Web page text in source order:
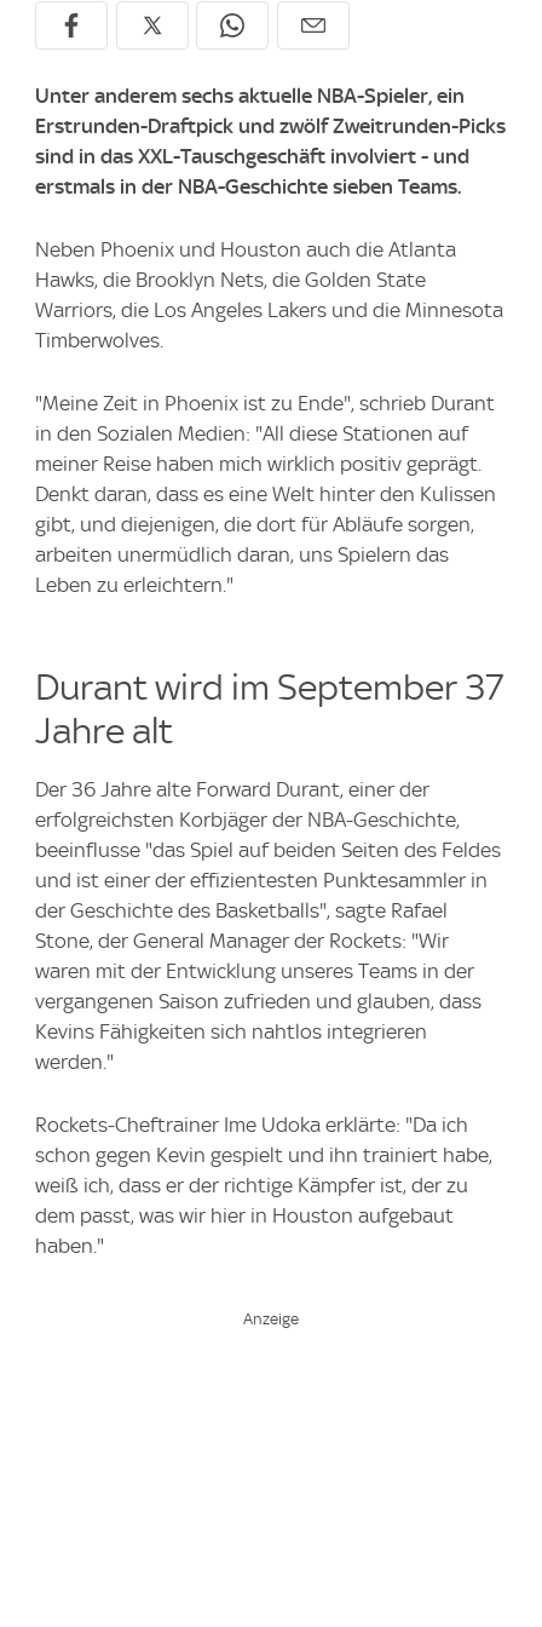
Unter anderem sechs aktuelle NBA-Spieler, ein
Erstrunden-Draftpick und zwölf Zweitrunden-Picks
sind in das XXL-Tauschgeschäft involviert - und
erstmals in der NBA-Geschichte sieben Teams.
Neben Phoenix und Houston auch die Atlanta
Hawks, die Brooklyn Nets, die Golden State
Warriors, die Los Angeles Lakers und die Minnesota
Timberwolves.
"Meine Zeit in Phoenix ist zu Ende", schrieb Durant
in den Sozialen Medien: "All diese Stationen auf
meiner Reise haben mich wirklich positiv geprägt.
Denkt daran, dass es eine Welt hinter den Kulissen
gibt, und diejenigen, die dort für Abläufe sorgen,
arbeiten unermüdlich daran, uns Spielern das
Leben zu erleichtern."
Durant wird im September 37
Jahre alt
Der 36 Jahre alte Forward Durant, einer der
erfolgreichsten Korbjäger der NBA-Geschichte,
beeinflusse "das Spiel auf beiden Seiten des Feldes
und ist einer der effizientesten Punktesammler in
der Geschichte des Basketballs", sagte Rafael
Stone, der General Manager der Rockets: "Wir
waren mit der Entwicklung unseres Teams in der
vergangenen Saison zufrieden und glauben, dass
Kevins Fähigkeiten sich nahtlos integrieren
werden."
Rockets-Cheftrainer Ime Udoka erklärte: "Da ich
schon gegen Kevin gespielt und ihn trainiert habe,
weiß ich, dass er der richtige Kämpfer ist, der zu
dem passt, was wir hier in Houston aufgebaut
haben."